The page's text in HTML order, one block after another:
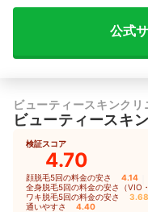
公式
ビューティースキンクリ
ビューティースキ
検証スコア
4.70
顔脱毛5回の料金の安さ 4.14
全身脱毛5回の料金の安さ（VIO
ワキ脱毛5回の料金の安さ 3.68
通いやすさ 4.40